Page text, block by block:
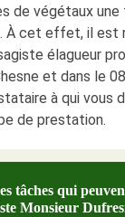
de végétaux une
À cet effet, il est
élagueur
et dans le
à qui vous
de prestation.
tâches qui
Monsieur